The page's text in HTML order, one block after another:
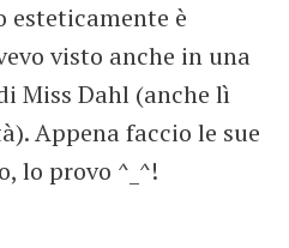
esteticamente è
visto anche in una
Miss Dahl (anche lì
Appena faccio le sue
lo provo ^_^!